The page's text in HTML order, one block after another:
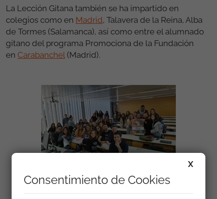
La Lección Gitana también se ha impartido en
colegios como en Madrid, Talavera de la Reina, Alba
de Tormes (Salamanca), así como entre el alumnado
gitano del programa Promociona de la Fundación
en Carabanchel (Madrid).
X
Consentimiento de Cookies